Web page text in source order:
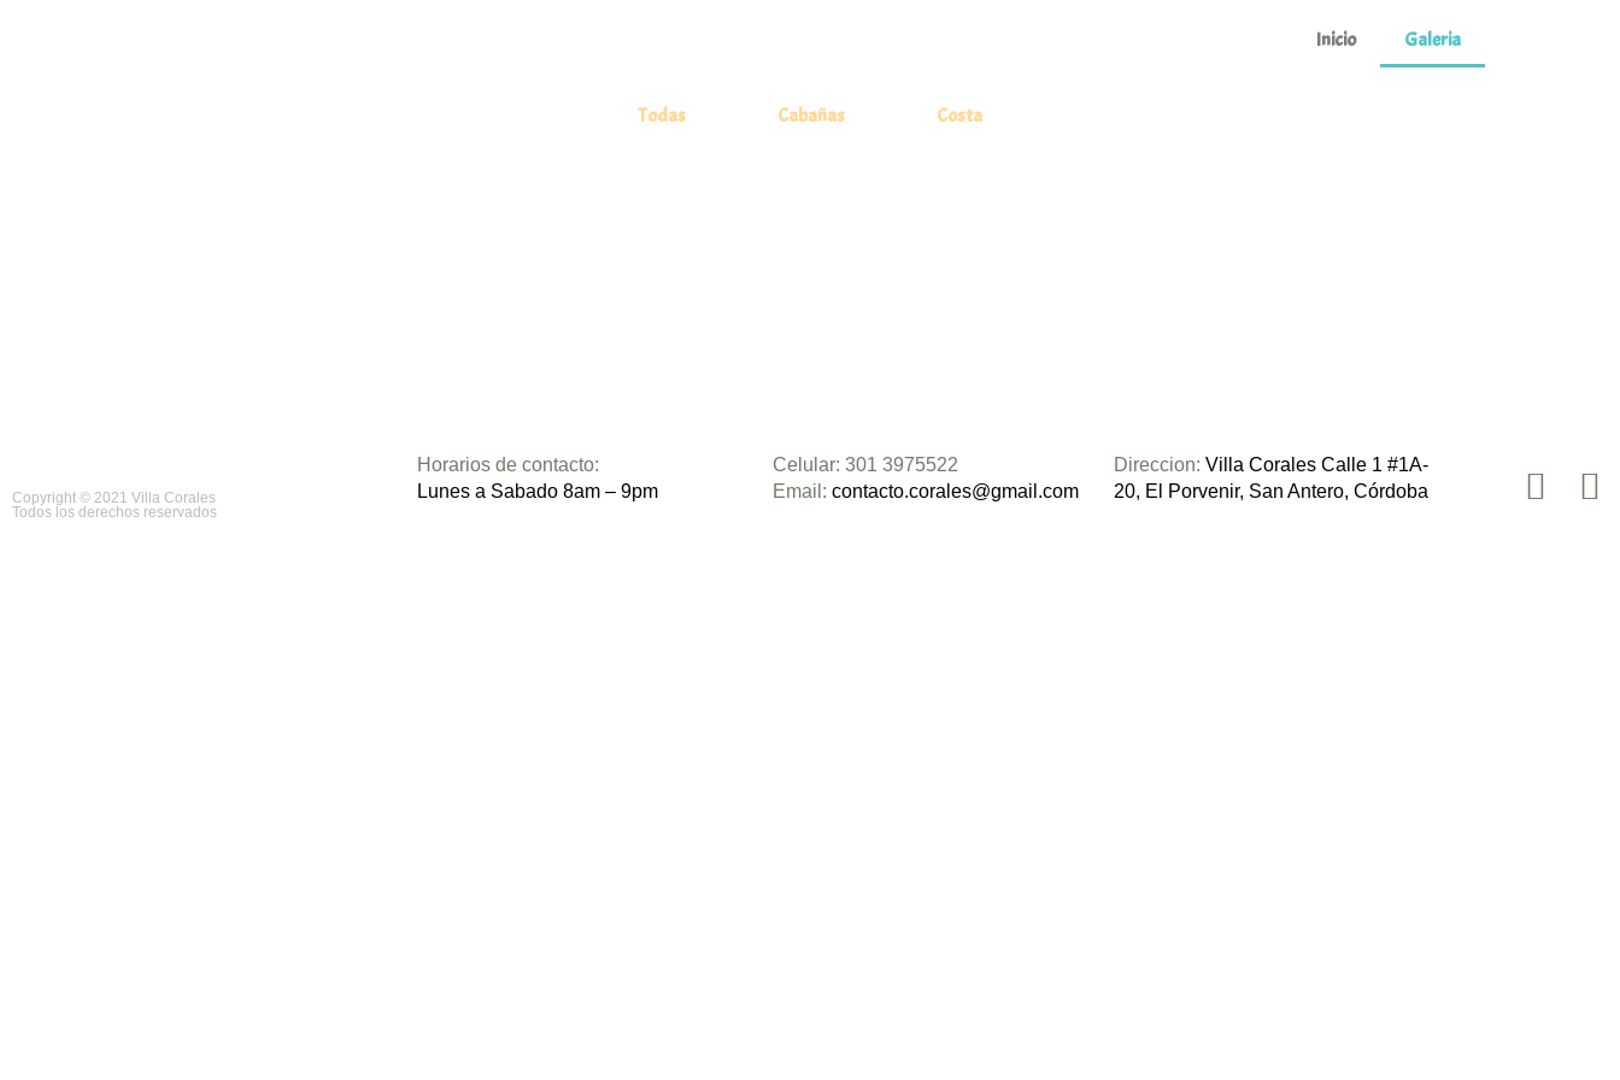
Inicio Galeria
Todas Cabañas Costa
Copyright © 2021 Villa Corales
Todos los derechos reservados
Horarios de contacto:
Lunes a Sabado 8am – 9pm
Celular: 301 3975522
Email:contacto.corales@gmail.com
Direccion: Villa Corales Calle 1 #1A-
20, El Porvenir, San Antero, Córdoba